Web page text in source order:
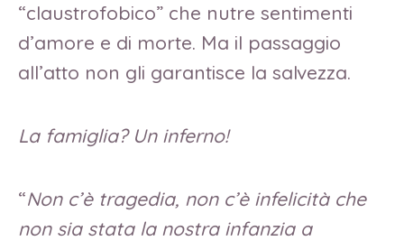
“claustrofobico” che nutre sentimenti
d’amore e di morte. Ma il passaggio
all’atto non gli garantisce la salvezza.
La famiglia? Un inferno!
“Non c’è tragedia, non c’è infelicità che
non sia stata la nostra infanzia a